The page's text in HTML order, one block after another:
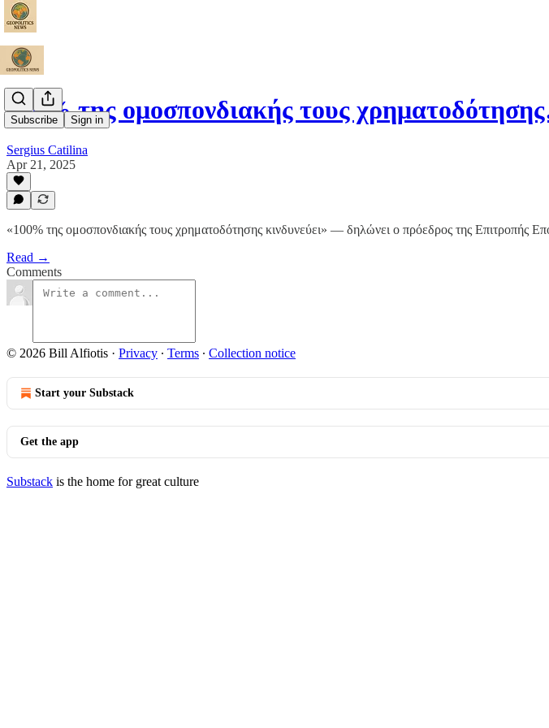
Subscribe Sign in
100% της ομοσπονδιακής τους
Sergius Catilina
Apr 21, 2025
«100% της ομοσπονδιακής τους χρηματοδότησης κινδυνεύει» — δηλώνει ο πρόεδρος της Επιτροπής
Read →
Comments
© 2026 Bill Alfiotis · Privacy ∙ Terms ∙ Collection notice
Start your Substack
Get the app
Substack is the home for great culture